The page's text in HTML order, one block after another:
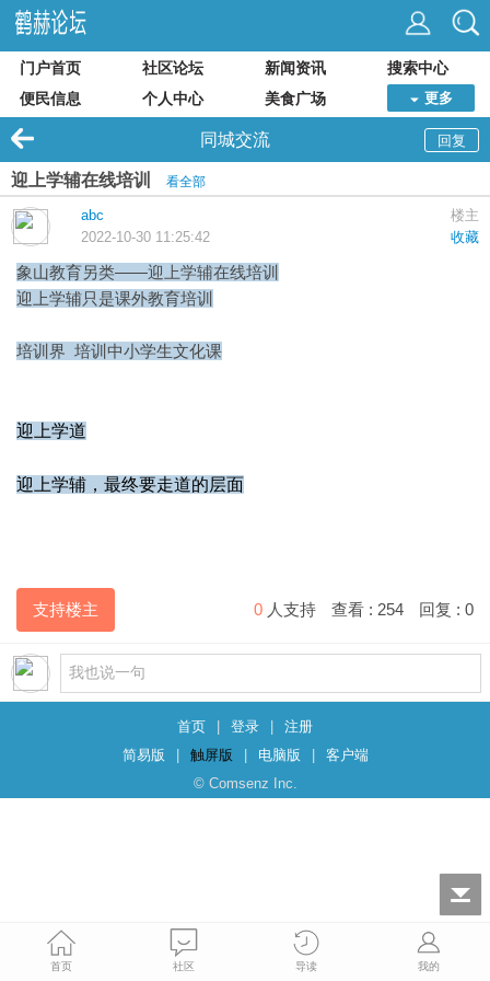
门户首页 社区论坛 新闻资讯
搜索中心
便民信息
个人中心 美食广场 更多
回复
同城交流
迎上学辅在线培训 看全部
楼主
abc
收藏
2022-10-30 11:25:42
象山教育另类——迎上学辅在线培训
迎上学辅只是课外教育培训
培训界 培训中小学生文化课
迎上学道
迎上学辅，最终要走道的层面
支持楼主 0 人支持 查看 : 254 回复 : 0
首页 登录
注册
简易版
触屏版 电脑版
客户端
© Comsenz Inc.
首页 社区 导读 我的